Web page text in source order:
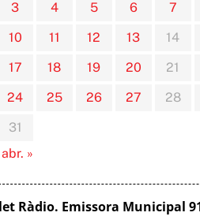
3 4 5 6 7
10 11 12 13 14
17 18 19 20 21
24 25 26 27 28
31
abr. »
Ràdio. Emissora Municipal